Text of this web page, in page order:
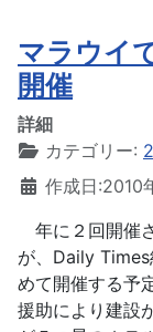
マラウイ
開催
詳細
カテゴリー:
作成日:2010
年に２回開催
が、Daily
めて開催する予
援助により建設